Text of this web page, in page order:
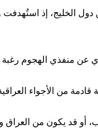
أكثر شدة على الامارات بين دول الخليج، إذ
عن منفذي الهجوم رغبة
من الأجواء
أو قد يكون من العراق